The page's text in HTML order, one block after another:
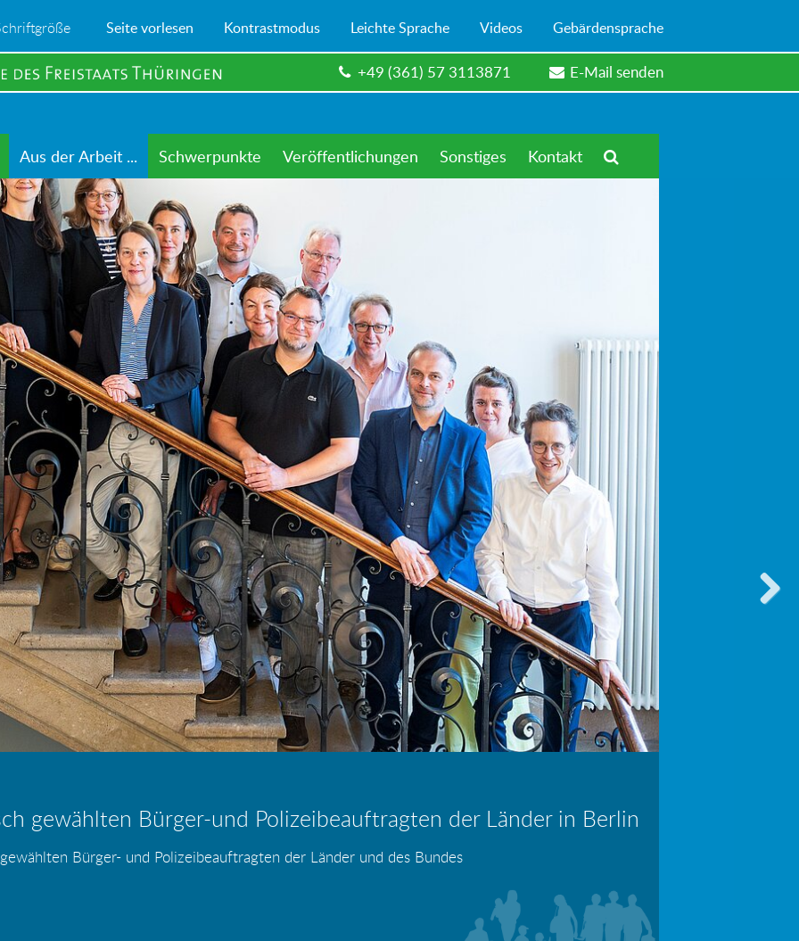
Seite vorlesen Kontrastmodus Leichte Sprache Videos Gebärdensprache
+49 (361) 57 3113871 E-Mail senden
Aus der Arbeit ... Schwerpunkte Veröffentlichungen Sonstiges Kontakt
gewählten Bürger-und Polizeibeauftragten der Länder in Berlin
Bürger- und Polizeibeauftragten der Länder und des Bundes
Information: Die Wohngeldstelle darf Nachweise über Bemühungen zur Aufnahme einer Erwerbstätigkeit fordern
– wer haftet für die Folgen?
Blei - gefährlich und inzwischen auch verboten!
mündlich an die Bürgerbeauftragte wenden. Nutzen Sie auch unser Onlineformular auf dieser